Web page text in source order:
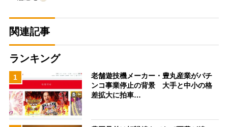
関連記事
ランキング
1
老舗遊技機メーカー・豊丸産業がパチ
ンコ事業停止の背景 大手と中小の格
差拡大に拍車…